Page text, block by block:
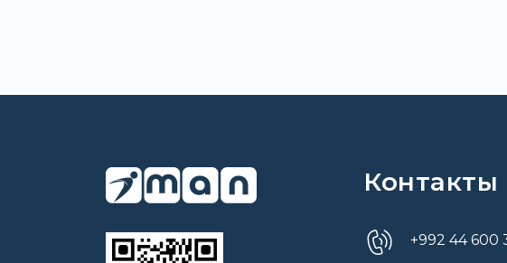
Контакты
+992 44 600